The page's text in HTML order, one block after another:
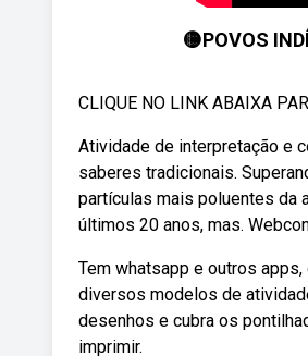
🟡POVOS
CLIQUE NO LINK ABAIXA
Atividade de interpretação e
saberes tradicionais.
partículas mais poluentes da
últimos 20 anos, mas.
Tem whatsapp e outros
diversos modelos de
desenhos e cubra os
imprimir.